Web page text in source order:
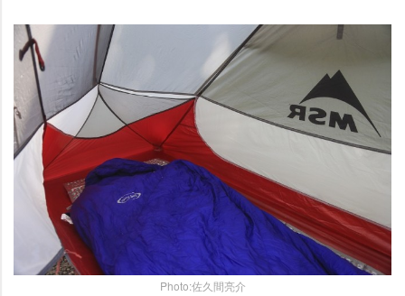
Photo:佐久間亮介